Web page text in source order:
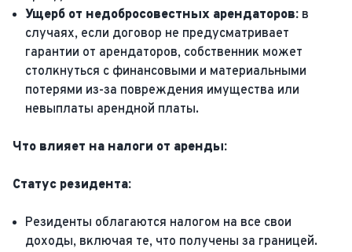
Ущерб от недобросовестных арендаторов: в
случаях, если договор не предусматривает
гарантии от арендаторов, собственник может
столкнуться с финансовыми и материальными
потерями из-за повреждения имущества или
невыплаты арендной платы.
Что влияет на налоги от аренды:
Статус резидента:
Резиденты облагаются налогом на все свои
доходы, включая те, что получены за границей.